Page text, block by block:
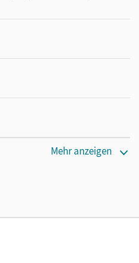
Mehr anzeigen